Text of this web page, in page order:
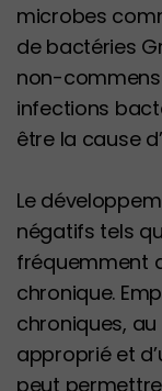
microbes
de bactéries
non-
infections
être la cause
Le
négatifs tels
fréquemment
chronique.
chroniques,
approprié et
peut